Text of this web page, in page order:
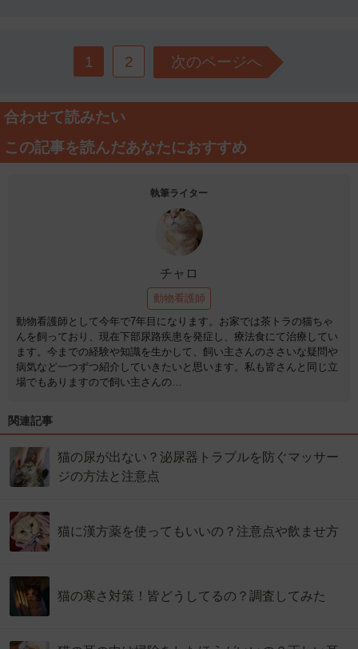
1 2 次のページへ
合わせて読みたい
この記事を読んだあなたにおすすめ
執筆ライター
チャロ
動物看護師
動物看護師として今年で7年目になります。お家では茶トラの猫ちゃ
んを飼っており、現在下部尿路疾患を発症し、療法食にて治療してい
ます。今までの経験や知識を生かして、飼い主さんのささいな疑問や
病気など一つずつ紹介していきたいと思います。私も皆さんと同じ立
場でもありますので飼い主さんの…
関連記事
猫の尿が出ない？泌尿器トラブルを防ぐマッサー
ジの方法と注意点
猫に漢方薬を使ってもいいの？注意点や飲ませ方
猫の寒さ対策！皆どうしてるの？調査してみた